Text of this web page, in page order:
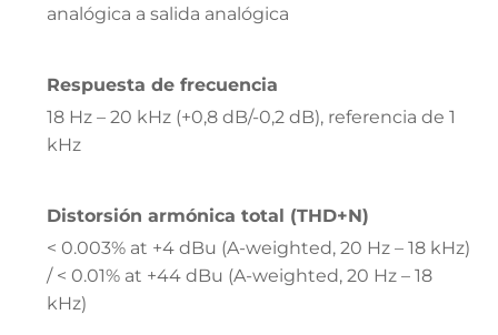
analógica a salida analógica
Respuesta de frecuencia
18 Hz – 20 kHz (+0,8 dB/-0,2 dB), referencia de 1
kHz
Distorsión armónica total (THD+N)
< 0.003% at +4 dBu (A-weighted, 20 Hz – 18 kHz)
/ < 0.01% at +44 dBu (A-weighted, 20 Hz – 18
kHz)